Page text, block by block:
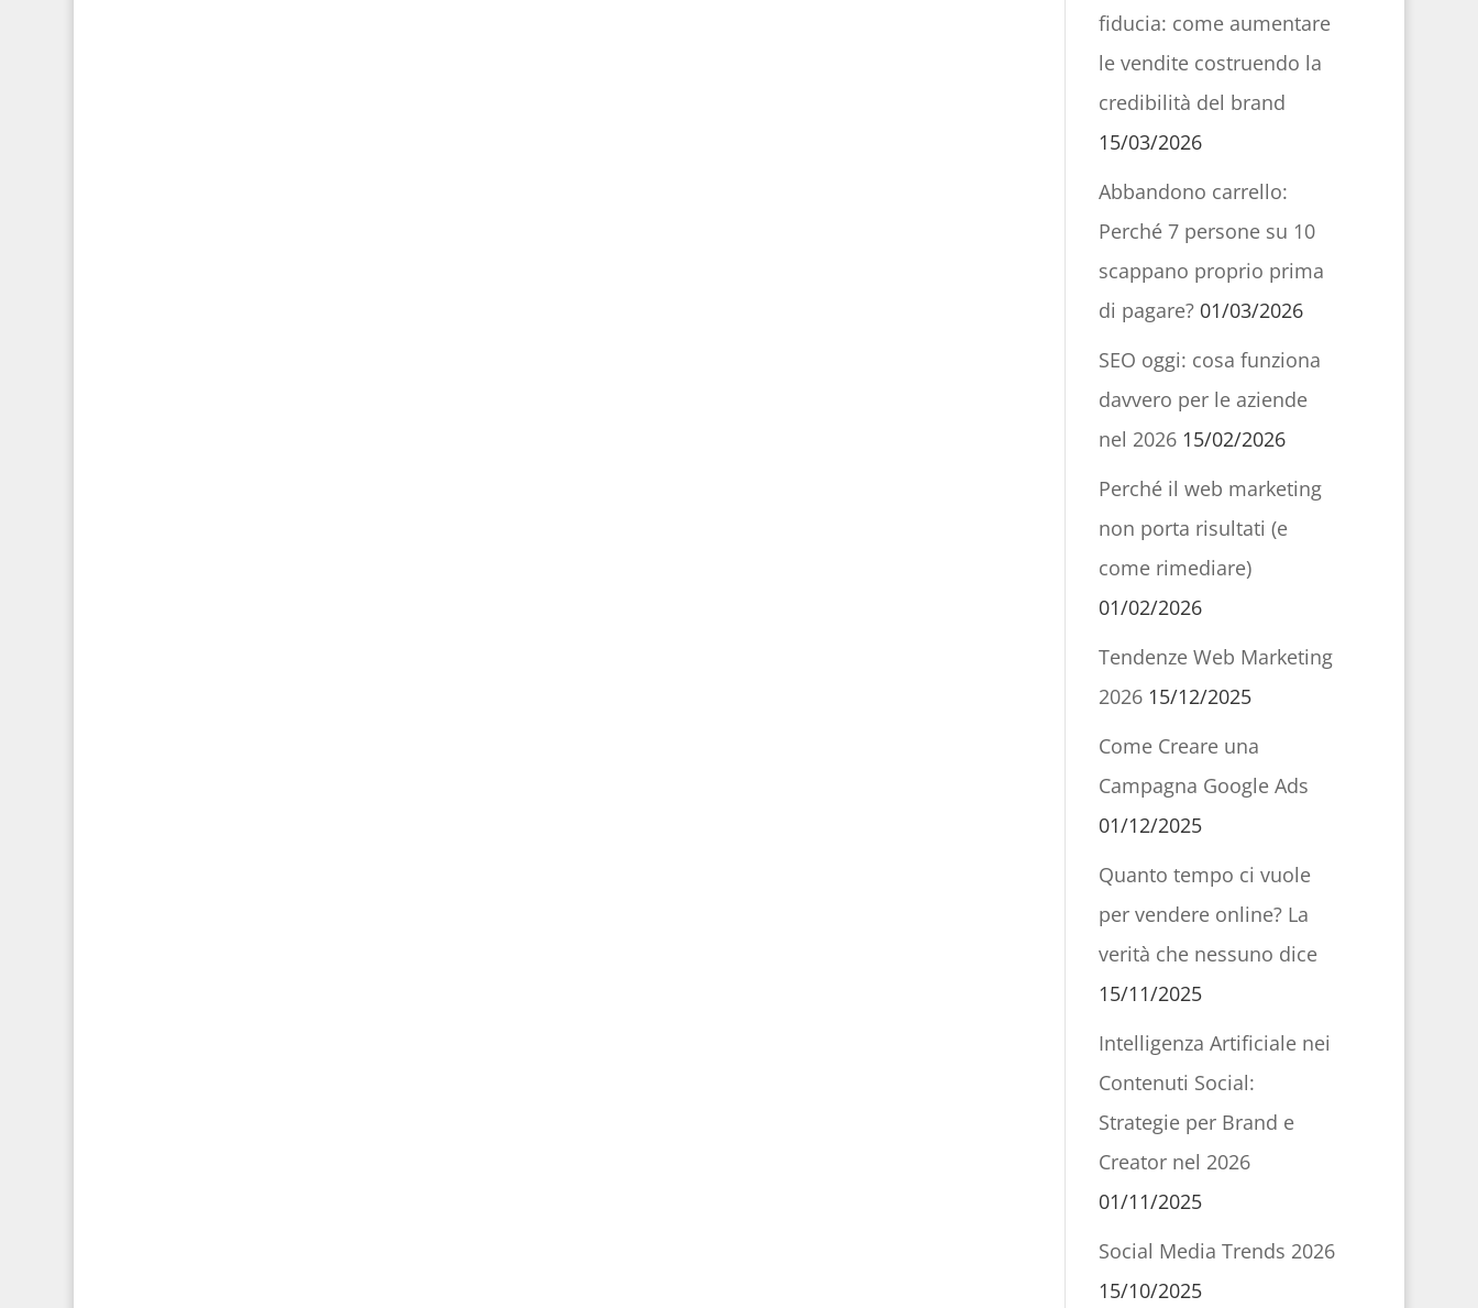
fiducia: come aumentare
le vendite costruendo la
credibilità del brand
15/03/2026
Abbandono carrello:
Perché 7 persone su 10
scappano proprio prima
di pagare? 01/03/2026
SEO oggi: cosa funziona
davvero per le aziende
nel 2026 15/02/2026
Perché il web marketing
non porta risultati (e
come rimediare)
01/02/2026
Tendenze Web Marketing
2026 15/12/2025
Come Creare una
Campagna Google Ads
01/12/2025
Quanto tempo ci vuole
per vendere online? La
verità che nessuno dice
15/11/2025
Intelligenza Artificiale nei
Contenuti Social:
Strategie per Brand e
Creator nel 2026
01/11/2025
Social Media Trends 2026
15/10/2025